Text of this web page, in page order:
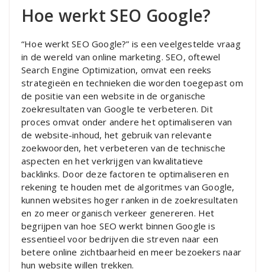
Hoe werkt SEO Google?
“Hoe werkt SEO Google?” is een veelgestelde vraag
in de wereld van online marketing. SEO, oftewel
Search Engine Optimization, omvat een reeks
strategieën en technieken die worden toegepast om
de positie van een website in de organische
zoekresultaten van Google te verbeteren. Dit
proces omvat onder andere het optimaliseren van
de website-inhoud, het gebruik van relevante
zoekwoorden, het verbeteren van de technische
aspecten en het verkrijgen van kwalitatieve
backlinks. Door deze factoren te optimaliseren en
rekening te houden met de algoritmes van Google,
kunnen websites hoger ranken in de zoekresultaten
en zo meer organisch verkeer genereren. Het
begrijpen van hoe SEO werkt binnen Google is
essentieel voor bedrijven die streven naar een
betere online zichtbaarheid en meer bezoekers naar
hun website willen trekken.